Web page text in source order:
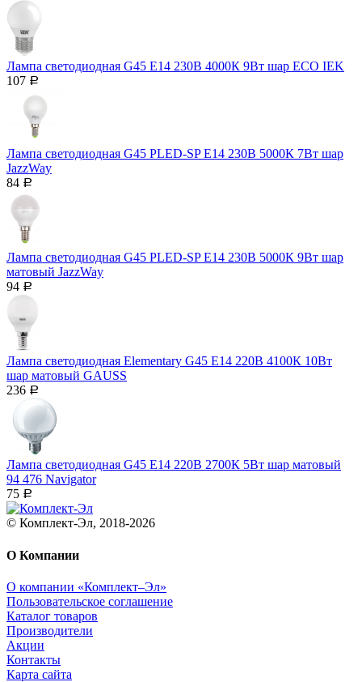
Лампа светодиодная G45 Е14 230В 4000К 9Вт шар ECO IEK
107 Р
Лампа светодиодная G45 PLED-SP Е14 230В 5000К 7Вт шар
JazzWay
84 Р
Лампа светодиодная G45 PLED-SP Е14 230В 5000К 9Вт шар
матовый JazzWay
94 Р
Лампа светодиодная Elementary G45 E14 220В 4100К 10Вт
шар матовый GAUSS
236 Р
Лампа светодиодная G45 Е14 220В 2700К 5Вт шар матовый
94 476 Navigator
75 Р
© Комплект-Эл, 2018-2026
О Компании
О компании «Комплект–Эл»
Пользовательское соглашение
Каталог товаров
Производители
Акции
Контакты
Карта сайта